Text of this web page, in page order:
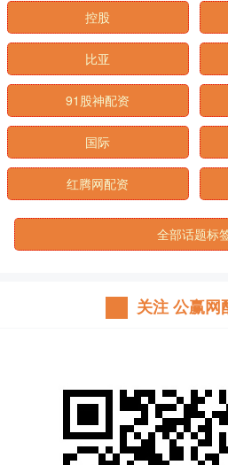
控股
比亚
91股神配资
国际
红腾网配资
全部话题标
关注 公赢网